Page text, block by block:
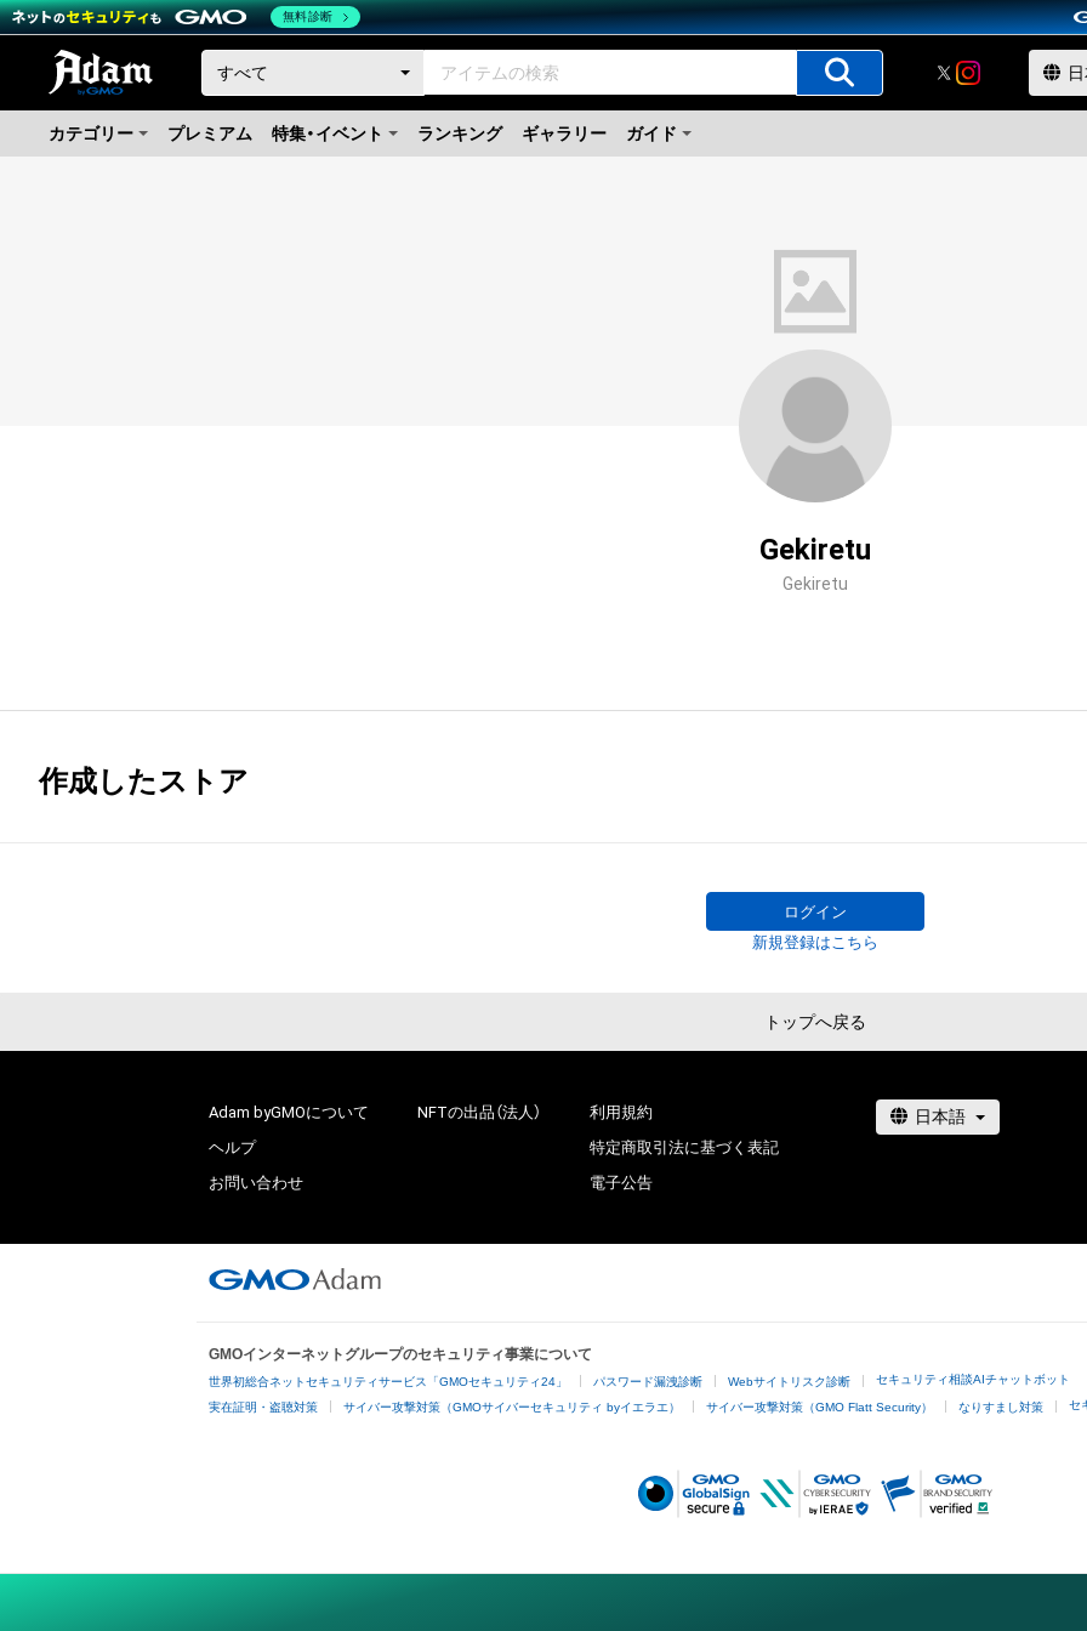
カテゴリー プレミアム 特集・イベント ランキング ギャラリー ガイド
Gekiretu
Gekiretu
作成したストア
ログイン
新規登録はこちら
トップへ戻る
Adam byGMOについて
ヘルプ
お問い合わせ
NFTの出品（法人）
利用規約
特定商取引法に基づく表記
電子公告
GMOインターネットグループのセキュリティ事業について
世界初総合ネットセキュリティサービス「GMOセキュリティ24」 パスワード漏洩診断 Webサイトリスク診断 セキュリティ相談AIチャットボット
実在証明・盗聴対策 サイバー攻撃対策（GMOサイバーセキュリティ byイエラエ） サイバー攻撃対策（GMO Flatt Security） なりすまし対策 セ
無料診断